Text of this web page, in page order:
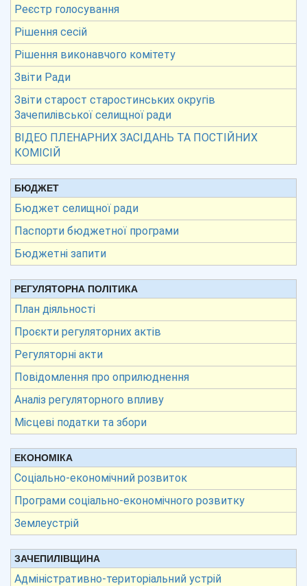
Реєстр голосування
Рішення сесій
Рішення виконавчого комітету
Звіти Ради
Звіти старост старостинських округів
Зачепилівської селищної ради
ВІДЕО ПЛЕНАРНИХ ЗАСІДАНЬ ТА ПОСТІЙНИХ
КОМІСІЙ
БЮДЖЕТ
Бюджет селищної ради
Паспорти бюджетної програми
Бюджетні запити
РЕГУЛЯТОРНА ПОЛІТИКА
План діяльності
Проєкти регуляторних актів
Регуляторні акти
Повідомлення про оприлюднення
Аналіз регуляторного впливу
Місцеві податки та збори
ЕКОНОМІКА
Соціально-економічний розвиток
Програми соціально-економічного розвитку
Землеустрій
ЗАЧЕПИЛІВЩИНА
Адміністративно-територіальний устрій